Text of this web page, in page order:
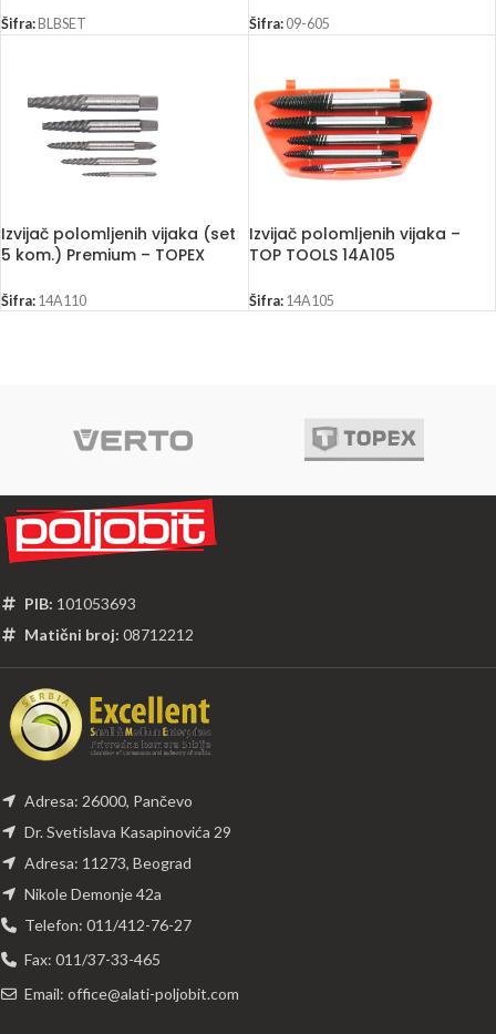
Šifra: BLBSET Šifra: 09-605
Izvijač polomljenih vijaka (set
5 kom.) Premium – TOPEX
Šifra: 14A110
Izvijač polomljenih vijaka –
TOP TOOLS 14A105
Šifra: 14A105
PIB: 101053693
Matični broj: 08712212
Adresa: 26000, Pančevo
Dr. Svetislava Kasapinovića 29
Adresa: 11273, Beograd
Nikole Demonje 42a
Telefon: 011/412-76-27
Fax: 011/37-33-465
Email: office@alati-poljobit.com